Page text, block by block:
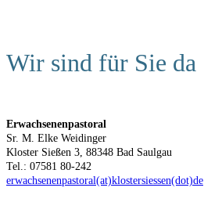
Wir sind für Sie da
Erwachsenenpastoral
Sr. M. Elke Weidinger
Kloster Sießen 3, 88348 Bad Saulgau
Tel.: 07581 80-242
erwachsenenpastoral(at)klostersiessen(dot)de